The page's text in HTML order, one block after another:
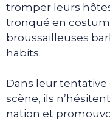
tromper leurs
tronqué en
broussailleuses
habits.
Dans leur tentative
scène, ils
nation et